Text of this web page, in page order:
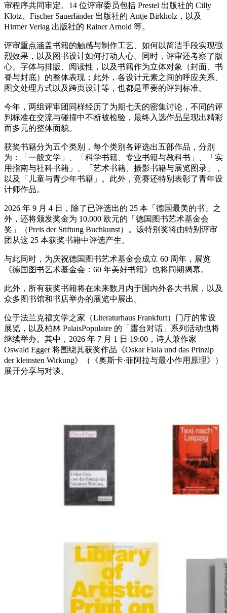
审程序共同审定。14 位评审委员包括 Prestel 出版社的 Cilly
Klotz、Fischer Sauerländer 出版社的 Antje Birkholz，以及
Hirmer Verlag 出版社的 Rainer Arnold 等。
评审重点涵盖书籍的触感与制作工艺、如何以简洁手段实现强
烈效果，以及图书设计如何打动人心。同时，评审还考察了版
心、字体与排版、阅读性，以及书籍作为立体对象（封面、书
脊与封底）的整体表现；此外，各设计元素之间的呼应关系、
图文处理方式以及跨页设计等，也都是重要的评判标准。
今年，两组评审团同样经历了为期七天的密集讨论，不同的评
判标准在交流与碰撞中不断被检验，最终入选作品呈现出精彩
而多元的整体面貌。
获奖书籍分为五个类别，每个类别各评选出五部作品，分别
为：「一般文学」、「科学书籍、专业书籍与教科书」、「实
用指南与社科书籍」、「艺术书籍、摄影书籍与展览图录」，
以及「儿童与青少年书籍」。此外，竞赛还特别表彰了青年设
计师作品。
2026 年 9 月 4 日，除了已评选出的 25 本「德国最美的书」之
外，还将颁发奖金为 10,000 欧元的「德国图书艺术基金会
奖」（Preis der Stiftung Buchkunst）。该特别奖将由特别评审
团从这 25 本获奖书籍中评选产生。
与此同时，为庆祝德国图书艺术基金会成立 60 周年，展览
《德国图书艺术基金会：60 年美好书籍》也将同期揭幕。
此外，所有获奖书籍将在未来数月内于国内外各大书展，以及
众多图书馆和书店举办的展览中展出。
位于法兰克福文学之家（Literaturhaus Frankfurt）门厅的常设
展览，以及柏林 PalaisPopulaire 的「露台对话」系列活动也将
继续举办。其中，2026 年 7 月 1 日 19:00，诗人兼作家
Oswald Egger 将围绕其获奖作品《Oskar Fiala und das Prinzip
der kleinsten Wirkung》（《奥斯卡·菲阿拉与最小作用原理》）
展开分享与对谈。